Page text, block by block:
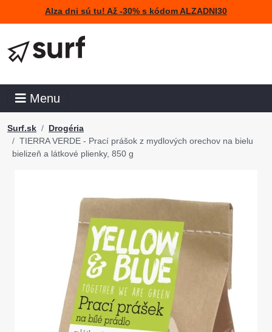
Alza dni sú tu! Až -30% s kódom ALZADNI30
Menu
Surf.sk
Drogéria
TIERRA VERDE - Prací prášok z mydlových orechov na bielu
bielizeň a látkové plienky, 850 g